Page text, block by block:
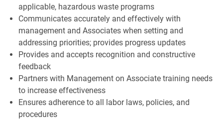
applicable, hazardous waste programs
Communicates accurately and effectively with
management and Associates when setting and
addressing priorities; provides progress updates
Provides and accepts recognition and constructive
feedback
Partners with Management on Associate training needs
to increase effectiveness
Ensures adherence to all labor laws, policies, and
procedures